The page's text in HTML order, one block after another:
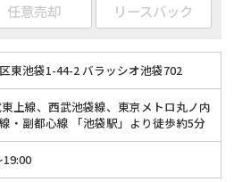
任意売却 リースバック
東池袋1-44-2 バラッシオ池袋702
上線、西武池袋線、東京メトロ丸ノ内
・副都心線 「池袋駅」より徒歩約5分